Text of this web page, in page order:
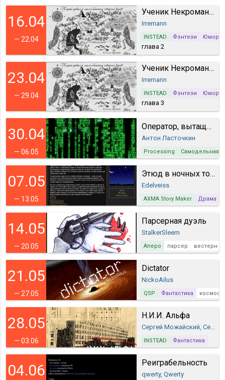
16.04
— 22.04
Ученик Некроманта
Irremann
INSTEAD Фэнтези Юмор
глава 2
23.04
— 29.04
Ученик Некроманта
Irremann
INSTEAD Фэнтези Юмор
глава 3
30.04
— 06.05
Оператор, вытащи меня!
Антон Ласточкин
Processing Самодельная
07.05
— 13.05
Этюд в ночных тонах
Edelveiss
AXMA Story Maker Драма
14.05
— 20.05
Парсерная дуэль
StalkerSleem
Аперо парсер вестерн
21.05
— 27.05
Dictator
NickoAilus
QSP Фантастика космос
28.05
— 03.06
Н.И.И. Альфа
Сергей Можайский, Сергей “techniX” Можайский
INSTEAD Фантастика
04.06 Реиграбельность
qwerty, Qwerty